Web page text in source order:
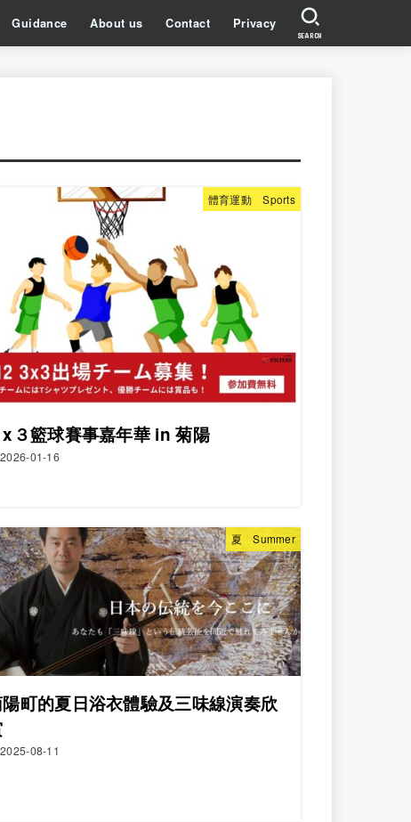
Guidance About us Contact Privacy
SEARCH
體育運動 Sports
x３籃球賽事嘉年華 in 菊陽
2026-01-16
夏 Summer
町的夏日浴衣體驗及三味線演奏欣
2025-08-11